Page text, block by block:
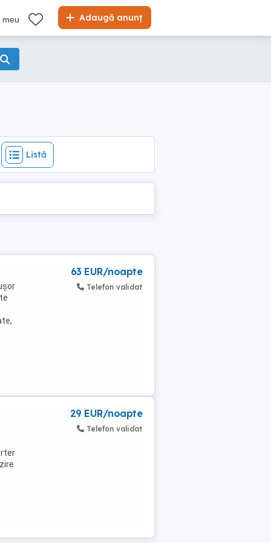
Adaugă anunț
meu Listă
Listă
63 EUR/noapte
Telefon validat
29 EUR/noapte
Telefon validat